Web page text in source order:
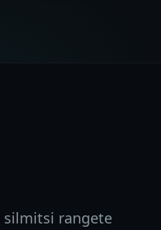
silmitsi rangete